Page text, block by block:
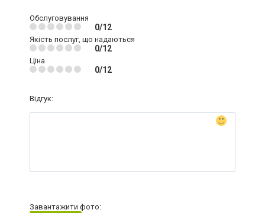
Обслуговування
0/12
Якість послуг, що надаються
0/12
Ціна
0/12
Відгук:
Завантажити фото: